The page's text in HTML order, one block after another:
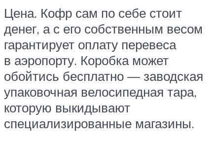
Цена. Кофр сам по себе стоит
денег, а с его собственным весом
гарантирует оплату перевеса
в аэропорту. Коробка может
обойтись бесплатно — заводская
упаковочная велосипедная тара,
которую выкидывают
специализированные магазины.